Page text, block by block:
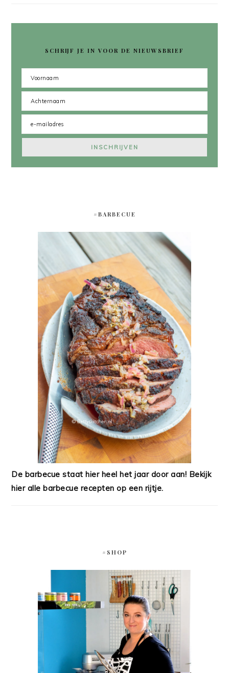
SCHRIJF JE IN VOOR DE NIEUWSBRIEF
#BARBECUE
De barbecue staat hier heel het jaar door aan! Bekijk
hier alle barbecue recepten op een rijtje.
#SHOP